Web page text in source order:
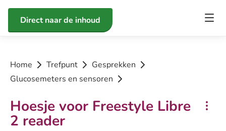
Direct naar de inhoud
Home Trefpunt
Gesprekken
Glucosemeters en sensoren
Hoesje voor Freestyle Libre
2 reader